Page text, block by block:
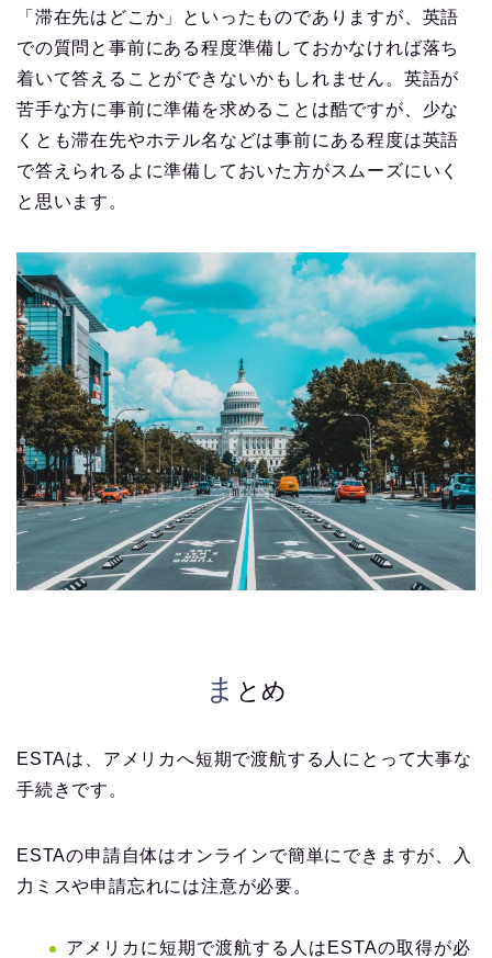
「滞在先はどこか」といったものでありますが、英語
での質問と事前にある程度準備しておかなければ落ち
着いて答えることができないかもしれません。英語が
苦手な方に事前に準備を求めることは酷ですが、少な
くとも滞在先やホテル名などは事前にある程度は英語
で答えられるよに準備しておいた方がスムーズにいく
と思います。
ま とめ
ESTAは、アメリカへ短期で渡航する人にとって大事な
手続きです。
ESTAの申請自体はオンラインで簡単にできますが、入
力ミスや申請忘れには注意が必要。
アメリカに短期で渡航する人はESTAの取得が必